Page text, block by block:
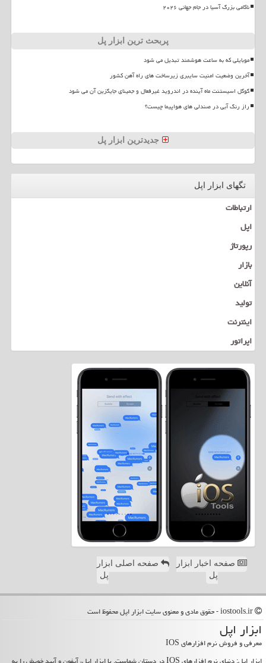
ناکامی بزرگ آسیا در جام جهانی ۲۰۲۶
پربحث ترین ابزار پل
موبایلی که به ساعت هوشمند تبدیل می شود
آخرین وضعیت امنیت سایبری زیرساخت های راه آهن کشور
گوگل اسیستنت ماه آینده در اندروید غیرفعال و جمینای جایگزین آن می شود
راز رنگ آبی در صندلی های هواپیما چیست؟
جدیدترین ابزار پل
تگهای ابزار اپل
ارتباطات
اپل
رپورتاژ
بازار
آنلاین
تولید
اینترنت
اپراتور
صفحه اخبار ابزار
پل
صفحه اصلی ابزار
پل
ابزار اپل
معرفی و فروش نرم افزارهای IOS